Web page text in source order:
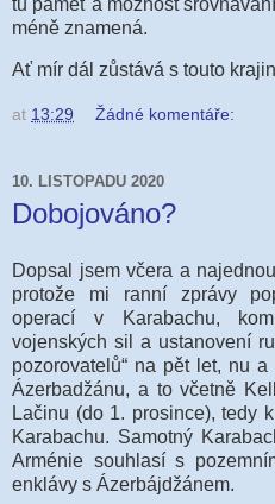
méně znamená.
Ať mír dál zůstává s touto
at 13:29 Žádné komentáře:
10. LISTOPADU 2020
Dobojováno?
Dopsal jsem včera a
protože mi ranní zprávy
operací v Karabachu,
vojenských sil a ustanovení
pozorovatelů“ na pět let, nu
Ázerbadžánu, a to včetně
Lačinu (do 1. prosince), tedy
Karabachu. Samotný
Arménie souhlasí s
enklávy s Ázerbájdžánem.